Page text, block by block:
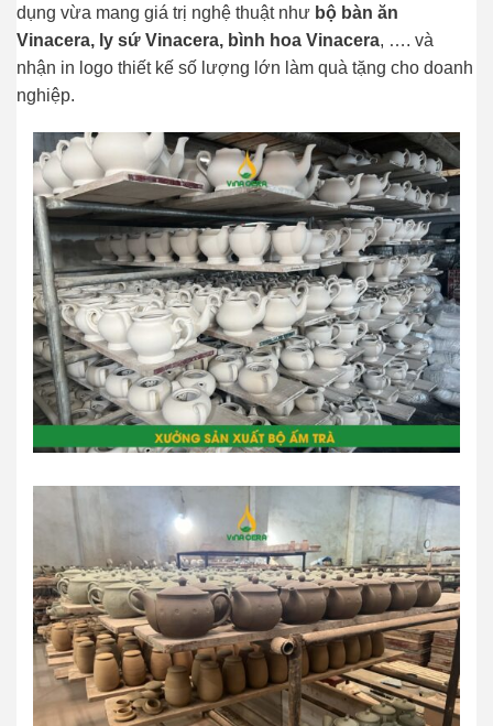
dụng vừa mang giá trị nghệ thuật như bộ bàn ăn
Vinacera, ly sứ Vinacera, bình hoa Vinacera, …. và
nhận in logo thiết kế số lượng lớn làm quà tặng cho doanh
nghiệp.